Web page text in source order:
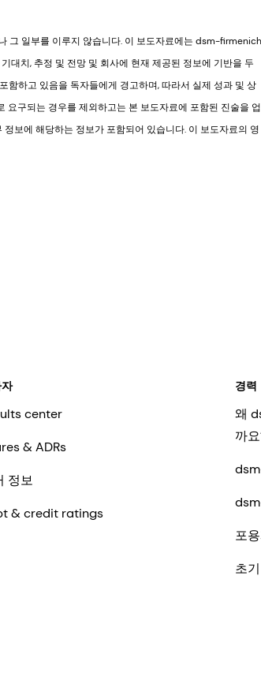
그 일부를 이루지 않습니다. 이 보도자료에는 dsm-firmenich
치, 추정 및 전망 및 회사에 현재 제공된 정보에 기반을 두
하고 있음을 독자들에게 경고하며, 따라서 실제 성과 및 상
구되는 경우를 제외하고는 본 보도자료에 포함된 진술을 업
보에 해당하는 정보가 포함되어 있습니다. 이 보도자료의 영
center
& ADRs
정보
& credit ratings
경력
왜
까
포
초